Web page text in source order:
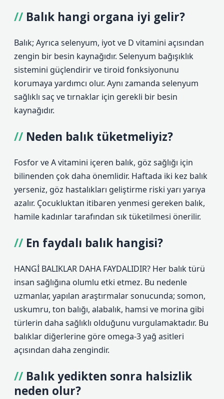
Balık hangi organa iyi gelir?
Balık; Ayrıca selenyum, iyot ve D vitamini açısından
zengin bir besin kaynağıdır. Selenyum bağışıklık
sistemini güçlendirir ve tiroid fonksiyonunu
korumaya yardımcı olur. Aynı zamanda selenyum
sağlıklı saç ve tırnaklar için gerekli bir besin
kaynağıdır.
Neden balık tüketmeliyiz?
Fosfor ve A vitamini içeren balık, göz sağlığı için
bilinenden çok daha önemlidir. Haftada iki kez balık
yerseniz, göz hastalıkları geliştirme riski yarı yarıya
azalır. Çocukluktan itibaren yenmesi gereken balık,
hamile kadınlar tarafından sık tüketilmesi önerilir.
En faydalı balık hangisi?
HANGİ BALIKLAR DAHA FAYDALIDIR? Her balık türü
insan sağlığına olumlu etki etmez. Bu nedenle
uzmanlar, yapılan araştırmalar sonucunda; somon,
uskumru, ton balığı, alabalık, hamsi ve morina gibi
türlerin daha sağlıklı olduğunu vurgulamaktadır. Bu
balıklar diğerlerine göre omega-3 yağ asitleri
açısından daha zengindir.
Balık yedikten sonra halsizlik
neden olur?